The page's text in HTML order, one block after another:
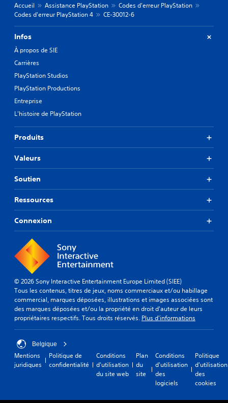
Accueil Assistance PlayStation
Codes d'erreur PlayStation
Codes d'erreur PlayStation 4
CE-30012-6
Infos
À propos de SIE
Carrières
PlayStation Studios
PlayStation Productions
Entreprise
L'histoire de PlayStation
Produits
Valeurs
Soutien
Ressources
Connexion
© 2026 Sony Interactive Entertainment Europe Limited (SIEE)
Tous les contenus, titres de jeux, noms commerciaux et/ou habillage
commercial, marques déposées, illustrations et images associées sont
des marques déposées et/ou la propriété en droit d'auteur de leurs
propriétaires respectifs. Tous droits réservés. Plus d'informations
Belgique
Mentions
juridiques
Politique de
confidentialité
Conditions
d'utilisation
du site web
Plan
du
site
Conditions
d'utilisation
des
logiciels
Politique
d'utilisation
des
cookies